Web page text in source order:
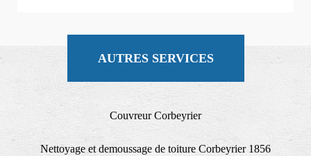
AUTRES SERVICES
Couvreur Corbeyrier
Nettoyage et demoussage de toiture Corbeyrier 1856